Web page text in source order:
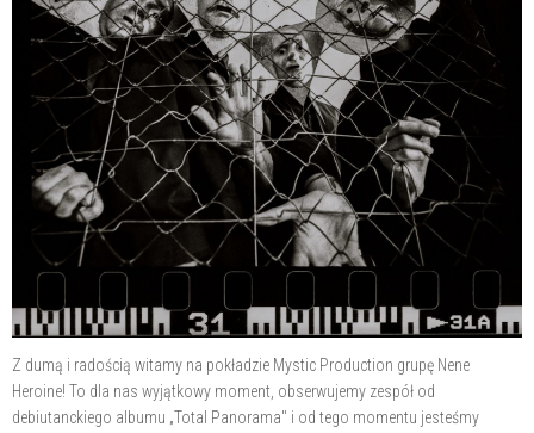
Z dumą i radością witamy na pokładzie Mystic Production grupę Nene
Heroine! To dla nas wyjątkowy moment, obserwujemy zespół od
debiutanckiego albumu „Total Panorama" i od tego momentu jesteśmy